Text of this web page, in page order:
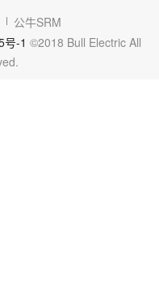
公牛SRM
号-1 ©2018 Bull Electric All